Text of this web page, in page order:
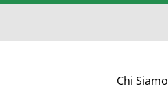
Chi Siamo